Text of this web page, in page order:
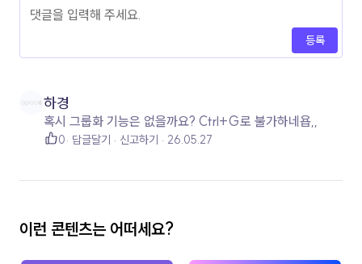
등록
하경
혹시 그룹화 기능은 없을까요? Ctrl+G로 불가하네욥,,
0 답글달기 신고하기 26.05.27
이런 콘텐츠는 어떠세요?